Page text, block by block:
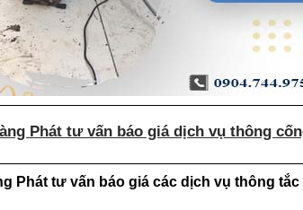
Phát tư vấn báo giá dịch vụ thông
Phát tư vấn báo giá các dịch vụ thông